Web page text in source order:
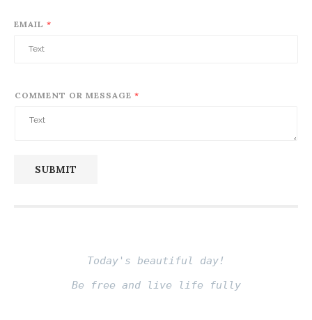
EMAIL *
COMMENT OR MESSAGE *
SUBMIT
Today's beautiful day!
Be free and live life fully